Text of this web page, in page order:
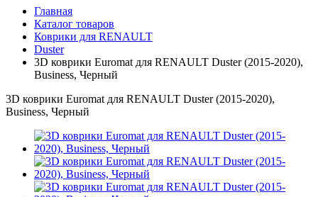
Главная
Каталог товаров
Коврики для RENAULT
Duster
3D коврики Euromat для RENAULT Duster (2015-2020),
Business, Черный
3D коврики Euromat для RENAULT Duster (2015-2020),
Business, Черный